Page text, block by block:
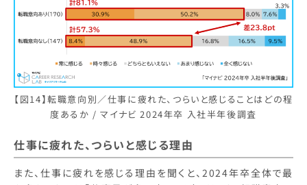
【図14】転職意向別／仕事に疲れた、つらいと感じることはどの程
度あるか / マイナビ 2024年卒 入社半年後調査
仕事に疲れた、つらいと感じる理由
また、仕事に疲れを感じる理由を聞くと、2024年卒全体で最